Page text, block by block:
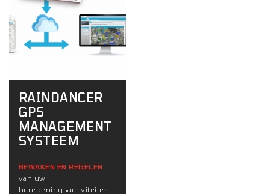
RAINDANCER
GPS
MANAGEMENT
SYSTEEM
BEWAKEN EN REGELEN
van uw
beregeningsactiviteiten